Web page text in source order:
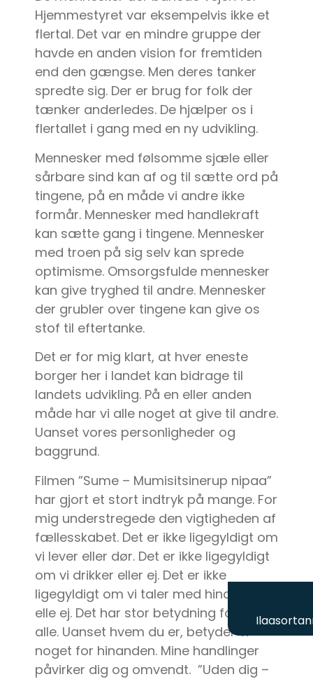
Hjemmestyret var eksempelvis ikke et
flertal. Det var en mindre gruppe der
havde en anden vision for fremtiden
end den gængse. Men deres tanker
spredte sig. Der er brug for folk der
tænker anderledes. De hjælper os i
flertallet i gang med en ny udvikling.
Mennesker med følsomme sjæle eller
sårbare sind kan af og til sætte ord på
tingene, på en måde vi andre ikke
formår. Mennesker med handlekraft
kan sætte gang i tingene. Mennesker
med troen på sig selv kan sprede
optimisme. Omsorgsfulde mennesker
kan give tryghed til andre. Mennesker
der grubler over tingene kan give os
stof til eftertanke.
Det er for mig klart, at hver eneste
borger her i landet kan bidrage til
landets udvikling. På en eller anden
måde har vi alle noget at give til andre.
Uanset vores personligheder og
baggrund.
Filmen ”Sume – Mumisitsinerup nipaa”
har gjort et stort indtryk på mange. For
mig understregede den vigtigheden af
fællesskabet. Det er ikke ligegyldigt om
vi lever eller dør. Det er ikke ligegyldigt
om vi drikker eller ej. Det er ikke
ligegyldigt om vi taler med hinanden
elle ej. Det har stor betydning for os
alle. Uanset hvem du er, betyder vi
noget for hinanden. Mine handlinger
påvirker dig og omvendt. ”Uden dig –